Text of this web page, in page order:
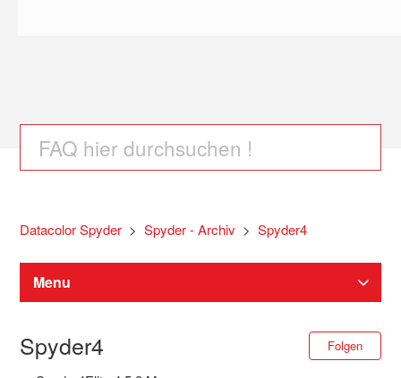
Datacolor Spyder Spyder - Archiv Spyder4
Menu
Spyder4 Folgen